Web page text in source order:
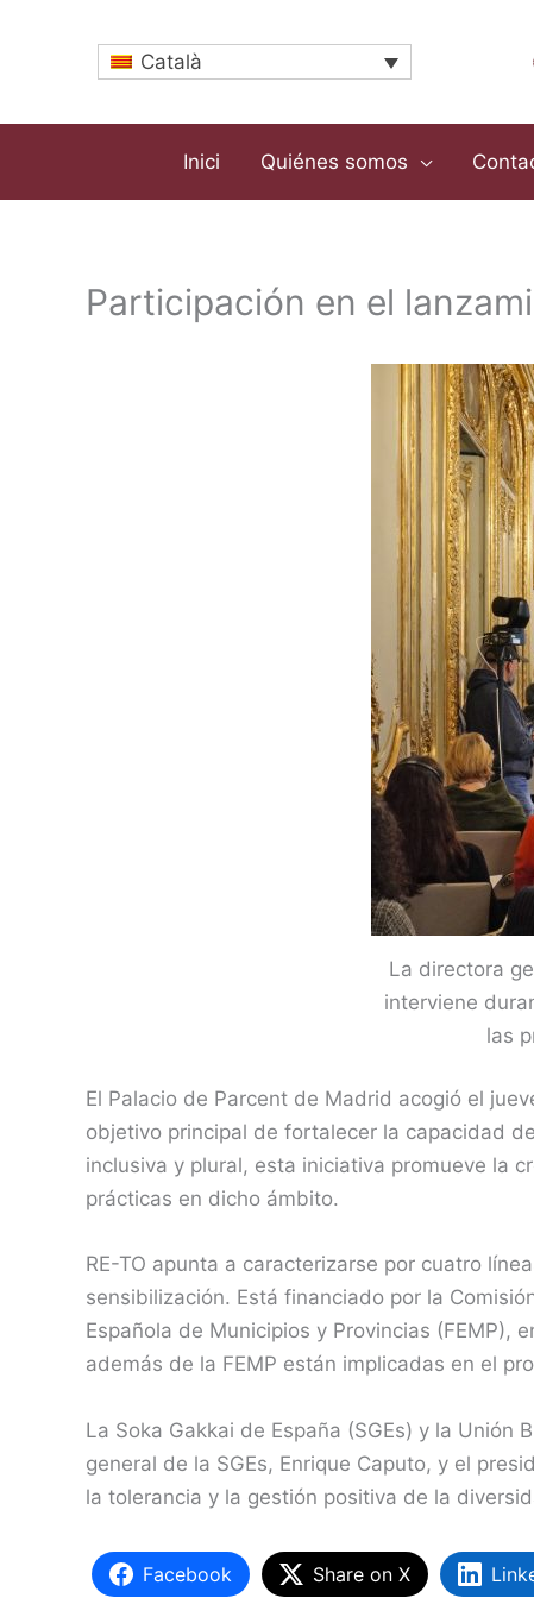
Català
Inici Quiénes somos
Participación en el
La directora
interviene
las
El Palacio de Parcent de Madrid acogió el
objetivo principal de fortalecer la capacidad
inclusiva y plural, esta iniciativa promueve la
prácticas en dicho ámbito.
RE-TO apunta a caracterizarse por cuatro
sensibilización. Está financiado por la
Española de Municipios y Provincias (FEMP),
además de la FEMP están implicadas en el
La Soka Gakkai de España (SGEs) y la Unión
general de la SGEs, Enrique Caputo, y el
la tolerancia y la gestión positiva de la
Facebook Share on X